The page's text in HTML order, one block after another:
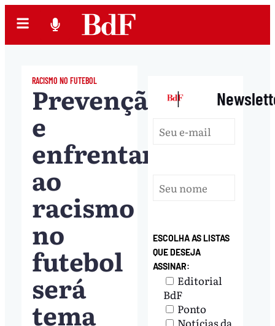
RACISMO NO FUTEBOL
Prevenção
e
enfrentamento
ao
racismo
no
futebol
será
tema
|
ESCOLHA AS LISTAS
QUE DESEJA
ASSINAR:
Editorial
BdF
Ponto
Notícias da